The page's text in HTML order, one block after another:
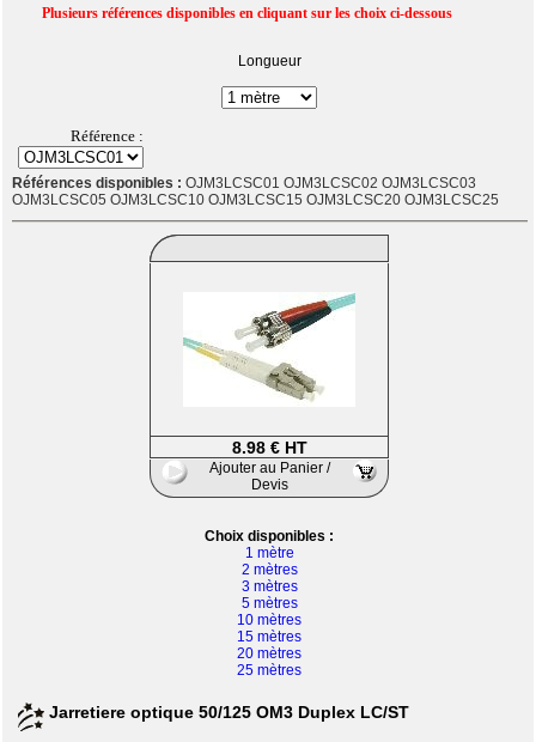
Plusieurs références disponibles en cliquant sur les choix ci-dessous
Longueur
Référence :
Références disponibles : OJM3LCSC01 OJM3LCSC02 OJM3LCSC03
OJM3LCSC05 OJM3LCSC10 OJM3LCSC15 OJM3LCSC20 OJM3LCSC25
8.98 € HT
Ajouter au Panier /
Devis
Choix disponibles :
1 mètre
2 mètres
3 mètres
5 mètres
10 mètres
15 mètres
20 mètres
25 mètres
Jarretiere optique 50/125 OM3 Duplex LC/ST